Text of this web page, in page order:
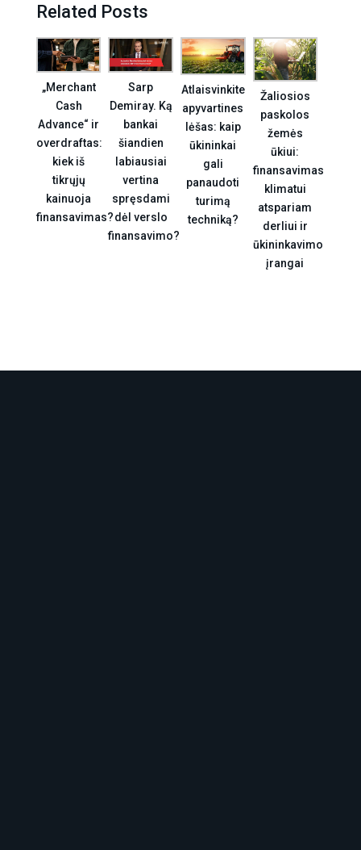
Related Posts
„Merchant
Cash
Advance“ ir
overdraftas:
kiek iš
tikrųjų
kainuoja
finansavimas?
Sarp
Demiray. Ką
bankai
šiandien
labiausiai
vertina
spręsdami
dėl verslo
finansavimo?
Atlaisvinkite
apyvartines
lėšas: kaip
ūkininkai
gali
panaudoti
turimą
techniką?
Žaliosios
paskolos
žemės
ūkiui:
finansavimas
klimatui
atspariam
derliui ir
ūkininkavimo
įrangai